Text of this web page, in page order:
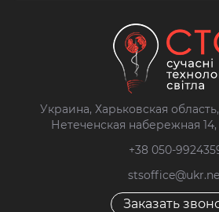
Украина, Харьковская
Нетеченская набережная
+38 050-
Заказать